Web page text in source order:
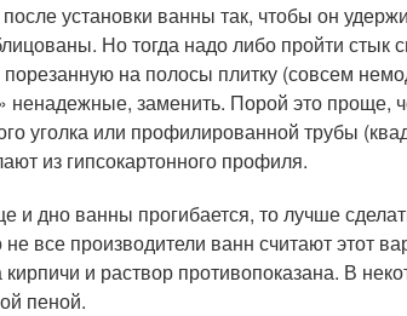
установки ванны так, чтобы он
Но тогда надо либо пройти стык
на полосы плитку (совсем
ненадежные, заменить. Порой это проще,
уголка или профилированной трубы
из гипсокартонного профиля.
и дно ванны прогибается, то лучше
все производители ванн считают этот
кирпичи и раствор противопоказана. В
пеной.